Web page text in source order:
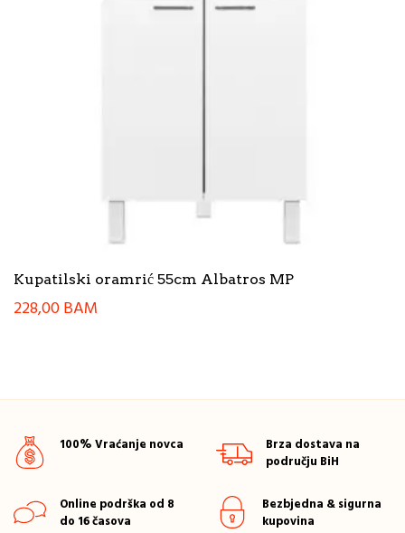
Kupatilski oramrić 55cm Albatros MP
228,00BAM
100% Vraćanje novca
Brza dostava na
području BiH
Online podrška od 8
do 16 časova
Bezbjedna & sigurna
kupovina